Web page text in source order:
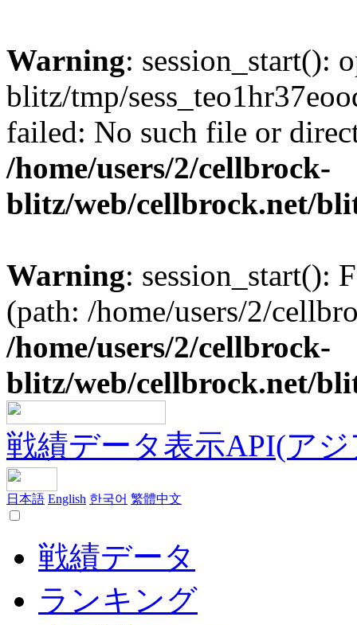
Warning: session_start():
blitz/tmp/
failed: No such file or
/home/users/2/cellbrock-
blitz/web/cellbrock.net/
Warning: session_start():
(path: /home/users/2/
/home/users/2/cellbrock-
blitz/web/cellbrock.net/
戦績データ表示API(アジ
日本語 English 한국어 繁體中文
戦績データ
ランキング